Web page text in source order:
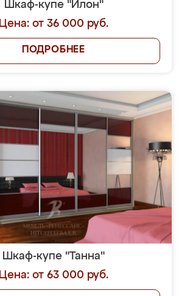
Шкаф-купе "Илон"
Цена: от 36 000 руб.
ПОДРОБНЕЕ
Шкаф-купе "Танна"
Цена: от 63 000 руб.